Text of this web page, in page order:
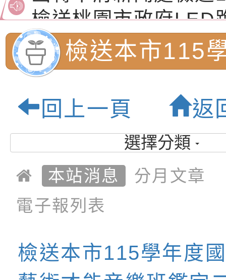
（防空）演習－行動
演練」
節慶祝活動」海報電
交通安全宣導標語播
道安宣導影像素材
檢送桃園市政府LED
字稿及LCD託播影片
檢送行政院新聞傳播
月份公共服務政策溝
檢送本市馬祖新村眷
專注力研習營 「正
緒學習與生命教育(
梯次)」
檢送桃園市政府LED
字稿及LCD託播影片
函轉「2026台東博
海報電子檔及活動介
檢送桃園市政府家庭
「小桃家7月課程資
「HELLO新鮮人」
養練習題」、「青少
書會」、「親密關係
有關本局115年「暑
年─青春專案」LED
字稿
為配合政府政策宣導
者權益暨落實保護青
環境
檢送桃園市政府LED
字稿及LCD託播影片
有關桃園市政府家庭
檢送本市115
民中學藝術才
鑑定二次招生
園市內柵國民
質教育園地
回上一頁 返
選擇分類
本站消息
分月文章
電子報列表
檢送本市115學年度